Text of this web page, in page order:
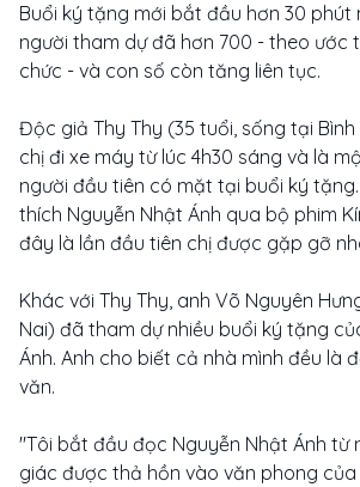
Buổi ký tặng mới bắt đầu hơn 30 phút
người tham dự đã hơn 700 - theo ước
chức - và con số còn tăng liên tục.
Độc giả Thy Thy (35 tuổi, sống tại
chị đi xe máy từ lúc 4h30 sáng và là
người đầu tiên có mặt tại buổi ký
thích Nguyễn Nhật Ánh qua bộ phim
đây là lần đầu tiên chị được gặp gỡ
Khác với Thy Thy, anh Võ Nguyên
Nai) đã tham dự nhiều buổi ký tặng
Ánh. Anh cho biết cả nhà mình đều là
văn.
"Tôi bắt đầu đọc Nguyễn Nhật Ánh từ
giác được thả hồn vào văn phong của